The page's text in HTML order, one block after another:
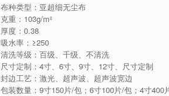
布种类型：亚超细无尘布
克重：103g/m²
厚度：0.38
吸水率：≥250
清洗等级：百级、千级、不清洗
尺寸定制：4寸、6寸、9寸、12寸、尺寸定制
封边工艺：激光、超声波、超声波宽边
包装数量：9寸150片/包；6寸100片/包；4寸400